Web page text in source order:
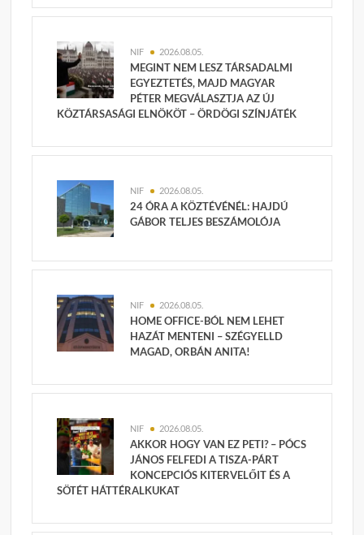
NIF 2026.08.05.
MEGINT NEM LESZ TÁRSADALMI
EGYEZTETÉS, MAJD MAGYAR
PÉTER MEGVÁLASZTJA AZ ÚJ
KÖZTÁRSASÁGI ELNÖKÖT – ÖRDÖGI SZÍNJÁTÉK
NIF 2026.08.05.
24 ÓRA A KÖZTÉVÉNÉL: HAJDÚ
GÁBOR TELJES BESZÁMOLÓJA
NIF 2026.08.05.
HOME OFFICE-BÓL NEM LEHET
HAZÁT MENTENI – SZÉGYELLD
MAGAD, ORBÁN ANITA!
NIF 2026.08.05.
AKKOR HOGY VAN EZ PETI? – PÓCS
JÁNOS FELFEDI A TISZA-PÁRT
KONCEPCIÓS KITERVELŐIT ÉS A
SÖTÉT HÁTTÉRALKUKAT